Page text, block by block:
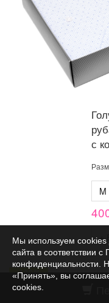
с
M
+
Мы используем cookies
сайта в соответствии с
конфиденциальности .
«Принять», вы
cookies.